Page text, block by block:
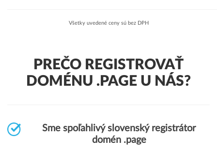
Všetky uvedené ceny sú bez DPH
PREČO REGISTROVAŤ
DOMÉNU .PAGE U NÁS?
Sme spoľahlivý slovenský registrátor
domén .page